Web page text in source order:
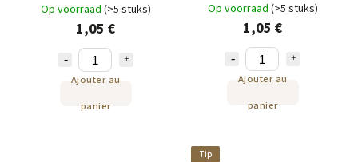
Op voorraad (>5 stuks)
1,05 €
Ajouter au
panier
Op voorraad (>5 stuks)
1,05 €
Ajouter au
panier
Tip